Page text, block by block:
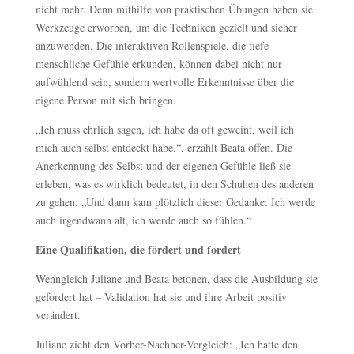
nicht mehr. Denn mithilfe von praktischen Übungen haben sie
Werkzeuge erworben, um die Techniken gezielt und sicher
anzuwenden. Die interaktiven Rollenspiele, die tiefe
menschliche Gefühle erkunden, können dabei nicht nur
aufwühlend sein, sondern wertvolle Erkenntnisse über die
eigene Person mit sich bringen.
„Ich muss ehrlich sagen, ich habe da oft geweint, weil ich
mich auch selbst entdeckt habe.“, erzählt Beata offen. Die
Anerkennung des Selbst und der eigenen Gefühle ließ sie
erleben, was es wirklich bedeutet, in den Schuhen des anderen
zu gehen: „Und dann kam plötzlich dieser Gedanke: Ich werde
auch irgendwann alt, ich werde auch so fühlen.“
Eine Qualifikation, die fördert und fordert
Wenngleich Juliane und Beata betonen, dass die Ausbildung sie
gefordert hat – Validation hat sie und ihre Arbeit positiv
verändert.
Juliane zieht den Vorher-Nachher-Vergleich: „Ich hatte den